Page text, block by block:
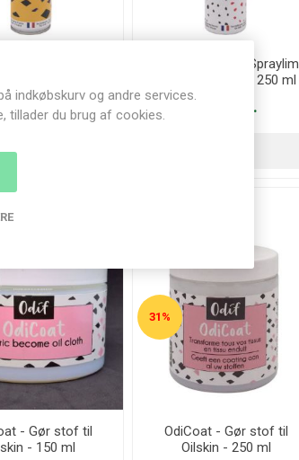
kr.
KØB
Odif Permanent Spraylim
- Adhesive 303 - 250 ml
52,00 kr.
- Gør stof til
- 150 ml
31%
OdiCoat - Gør stof til
Oilskin - 250 ml
indkøbskurv og andre services.
tillader du brug af cookies.